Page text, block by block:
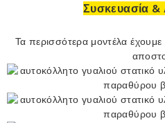
Συσκευασία
Τα περισσότερα μοντέλα